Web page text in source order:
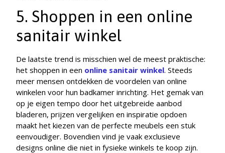
5. Shoppen in een online
sanitair winkel
De laatste trend is misschien wel de meest praktische:
het shoppen in een online sanitair winkel. Steeds
meer mensen ontdekken de voordelen van online
winkelen voor hun badkamer inrichting. Het gemak van
op je eigen tempo door het uitgebreide aanbod
bladeren, prijzen vergelijken en inspiratie opdoen
maakt het kiezen van de perfecte meubels een stuk
eenvoudiger. Bovendien vind je vaak exclusieve
designs online die niet in fysieke winkels te koop zijn.